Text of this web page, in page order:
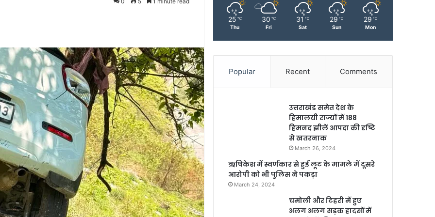
25 ℃
Thu
30 ℃
Fri
31 ℃
Sat
29 ℃
Sun
29 ℃
Mon
Popular Recent Comments
उत्तराखंड समेत देश के
हिमालयी राज्यों में 188
हिमनद झीलें आपदा की दृष्टि
से खतरनाक
March 26, 2024
ऋषिकेश में स्वर्णकार से हुई लूट के मामले में दूसरे
आरोपी को भी पुलिस ने पकड़ा
March 24, 2024
चमोली और टिहरी में हुए
अलग अलग सड़क हादसों में